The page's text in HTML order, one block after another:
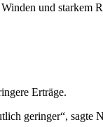
und starkem
Erträge.
geringer“, sagte